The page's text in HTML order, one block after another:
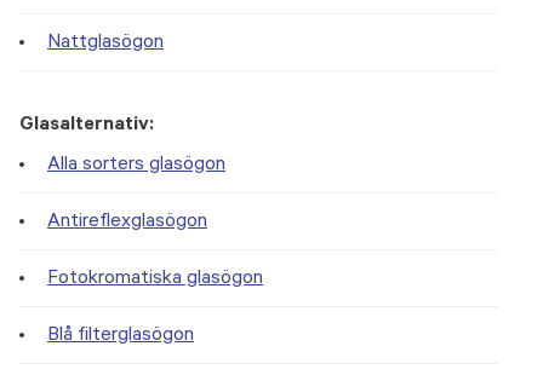
Nattglasögon
Glasalternativ:
Alla sorters glasögon
Antireflexglasögon
Fotokromatiska glasögon
Blå filterglasögon